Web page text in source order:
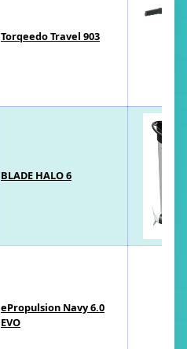
Torqeedo Travel 903
BLADE HALO 6
ePropulsion Navy 6.0
EVO